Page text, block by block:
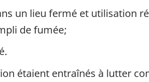
un lieu fermé et utilisation
de fumée;
étaient entraînés à lutter